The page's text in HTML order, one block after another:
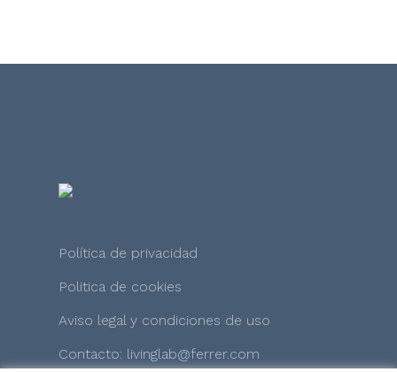
Política de privacidad
Politica de cookies
Aviso legal y condiciones de uso
Contacto: livinglab@ferrer.com